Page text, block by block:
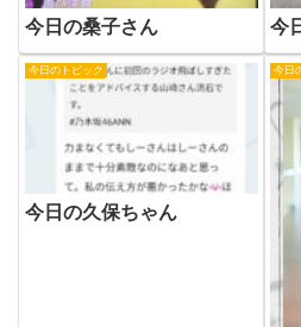
今日の桑子さん 今
今日のトピック
今日の久保ちゃん
今日